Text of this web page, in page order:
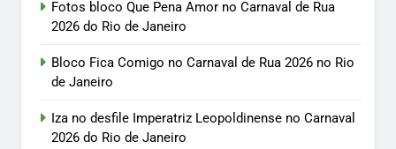
Fotos bloco Que Pena Amor no Carnaval de Rua
2026 do Rio de Janeiro
Bloco Fica Comigo no Carnaval de Rua 2026 no Rio
de Janeiro
Iza no desfile Imperatriz Leopoldinense no Carnaval
2026 do Rio de Janeiro